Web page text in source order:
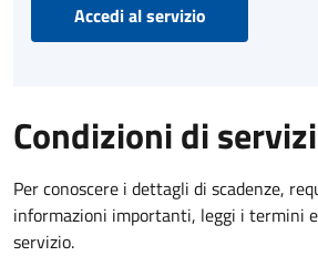
Accedi al servizio
Condizioni di
Per conoscere i dettagli di scadenze,
informazioni importanti, leggi i termini
servizio.